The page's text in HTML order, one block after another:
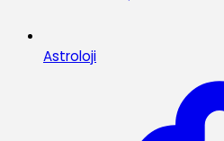
Astroloji